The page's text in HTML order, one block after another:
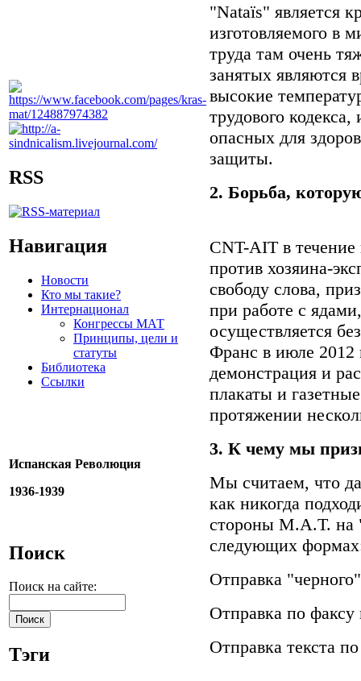
RSS
Навигация
Новости
Кто мы такие?
Интернационал
Конгрессы МАТ
Принципы, цели и
статуты
Библиотека
Ссылки
Испанская Революция
1936-1939
Поиск
Поиск на сайте:
Тэги
"Nataïs" является
изготовляемого в
труда там очень
занятых являются
высокие
трудового
опасных для
защиты.
2. Борьба,
CNT-AIT в течение
против хозяина-
свободу слова,
при работе с
осуществляется
Франс в июле 2012
демонстрация и
плакаты и
протяжении
3. К чему мы
Мы считаем, что
как никогда
стороны М.А.Т. на
следующих
Отправка
Отправка по факсу
Отправка текста